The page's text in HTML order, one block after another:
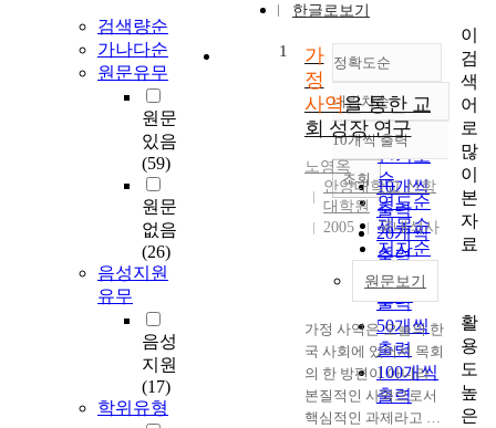
검색량순
가나다순
원문유무
원문
있음
(59)
원문
없음
(26)
음성지원
유무
음성
지원
(17)
학위유형
한글로보기
정확도순
정확도
순
인기도
순
연도순
제목순
저자순
발행기
내림차순
내림차순
10개씩 출력
10개씩
출력
20개씩
출력
30개씩
출력
50개씩
출력
100개씩
출력
조회
1
가
정
사역을 통한 교
회 성장 연구
노영옥
안양대학교 신학
대학원
2005
국내석사
원문보기
가정 사역은 오늘의 한
국 사회에 있어서 목회
의 한 방편이 아니라
본질적인 사역으로서
핵심적인 과제라고 생
이
검
색
어
로
많
이
본
자
료
활
용
도
높
은